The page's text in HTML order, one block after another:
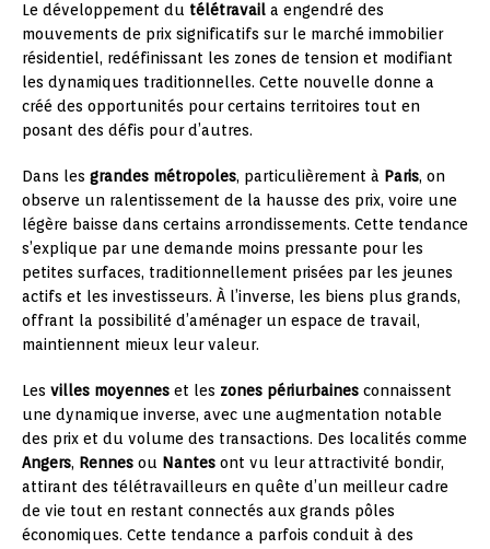
Le développement du télétravail a engendré des
mouvements de prix significatifs sur le marché immobilier
résidentiel, redéfinissant les zones de tension et modifiant
les dynamiques traditionnelles. Cette nouvelle donne a
créé des opportunités pour certains territoires tout en
posant des défis pour d’autres.
Dans les grandes métropoles, particulièrement à Paris, on
observe un ralentissement de la hausse des prix, voire une
légère baisse dans certains arrondissements. Cette tendance
s’explique par une demande moins pressante pour les
petites surfaces, traditionnellement prisées par les jeunes
actifs et les investisseurs. À l’inverse, les biens plus grands,
offrant la possibilité d’aménager un espace de travail,
maintiennent mieux leur valeur.
Les villes moyennes et les zones périurbaines connaissent
une dynamique inverse, avec une augmentation notable
des prix et du volume des transactions. Des localités comme
Angers, Rennes ou Nantes ont vu leur attractivité bondir,
attirant des télétravailleurs en quête d’un meilleur cadre
de vie tout en restant connectés aux grands pôles
économiques. Cette tendance a parfois conduit à des